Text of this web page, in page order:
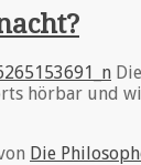
hörbar und
Die